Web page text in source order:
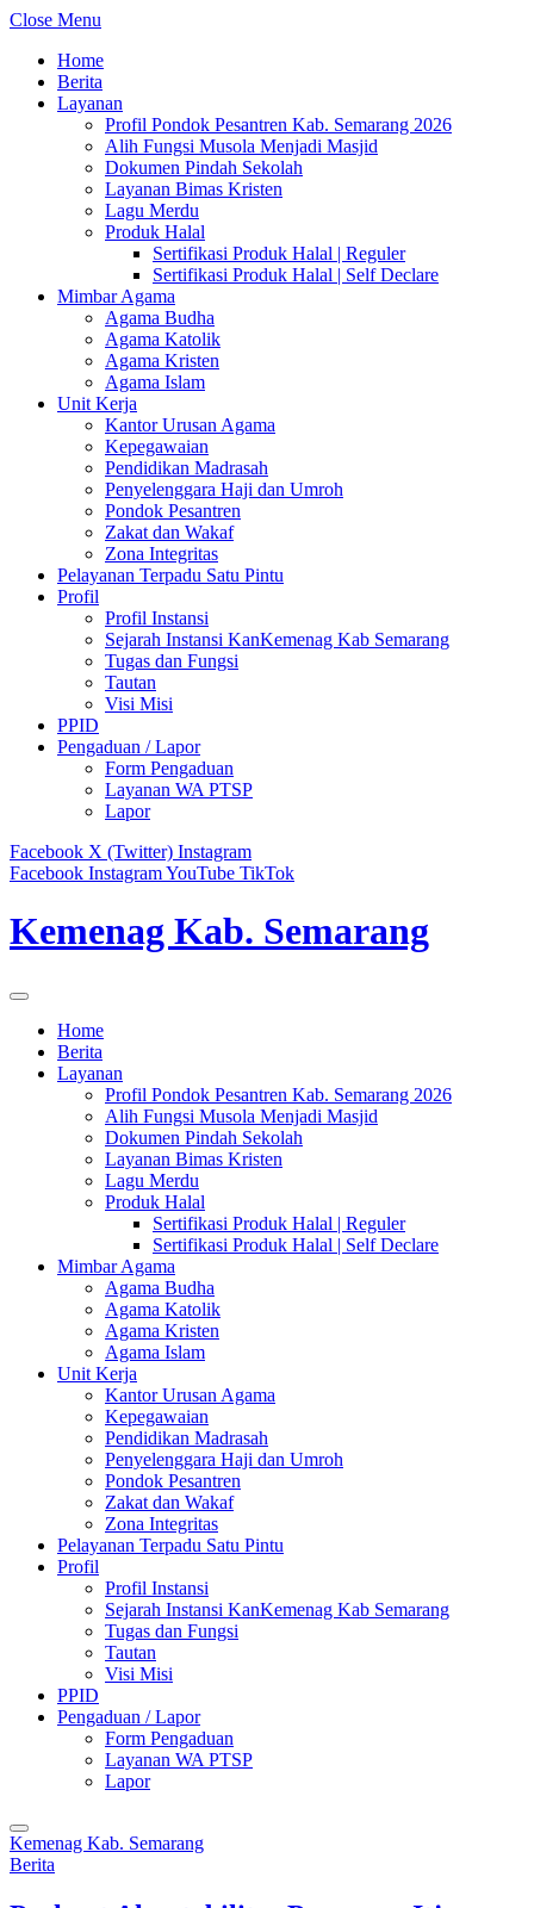
Close Menu
Home
Berita
Layanan
Profil Pondok Pesantren Kab. Semarang 2026
Alih Fungsi Musola Menjadi Masjid
Dokumen Pindah Sekolah
Layanan Bimas Kristen
Lagu Merdu
Produk Halal
Sertifikasi Produk Halal | Reguler
Sertifikasi Produk Halal | Self Declare
Mimbar Agama
Agama Budha
Agama Katolik
Agama Kristen
Agama Islam
Unit Kerja
Kantor Urusan Agama
Kepegawaian
Pendidikan Madrasah
Penyelenggara Haji dan Umroh
Pondok Pesantren
Zakat dan Wakaf
Zona Integritas
Pelayanan Terpadu Satu Pintu
Profil
Profil Instansi
Sejarah Instansi KanKemenag Kab Semarang
Tugas dan Fungsi
Tautan
Visi Misi
PPID
Pengaduan / Lapor
Form Pengaduan
Layanan WA PTSP
Lapor
Facebook X (Twitter) Instagram
Facebook InstagramYouTube TikTok
Kemenag Kab. Semarang
Home
Berita
Layanan
Profil Pondok Pesantren Kab. Semarang 2026
Alih Fungsi Musola Menjadi Masjid
Dokumen Pindah Sekolah
Layanan Bimas Kristen
Lagu Merdu
Produk Halal
Sertifikasi Produk Halal | Reguler
Sertifikasi Produk Halal | Self Declare
Mimbar Agama
Agama Budha
Agama Katolik
Agama Kristen
Agama Islam
Unit Kerja
Kantor Urusan Agama
Kepegawaian
Pendidikan Madrasah
Penyelenggara Haji dan Umroh
Pondok Pesantren
Zakat dan Wakaf
Zona Integritas
Pelayanan Terpadu Satu Pintu
Profil
Profil Instansi
Sejarah Instansi KanKemenag Kab Semarang
Tugas dan Fungsi
Tautan
Visi Misi
PPID
Pengaduan / Lapor
Form Pengaduan
Layanan WA PTSP
Lapor
Kemenag Kab. Semarang
Berita